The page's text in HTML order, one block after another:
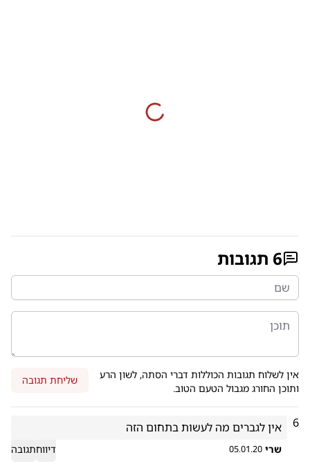
6 תגובות
אין לשלוח תגובות הכוללות דברי הסתה, לשון הרע
ותוכן החורג מגבול הטעם הטוב.
שליחת תגובה
6 אין לגברים מה לעשות בתחום הזה
שרי 05.01.20 דיווחתגובה